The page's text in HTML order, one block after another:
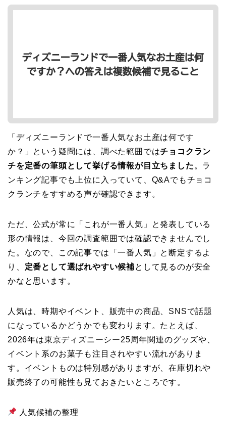
「ディズニーランドで一番人気なお土産は何です
か？」という疑問には、調べた範囲ではチョコクラン
チを定番の筆頭として挙げる情報が目立ちました 。ラ
ンキング記事でも上位に入っていて、Q&Aでもチョコ
クランチをすすめる声が確認できます。
ただ、公式が常に「これが一番人気」と発表している
形の情報は、今回の調査範囲では確認できませんでし
た。なので、この記事では「一番人気」と断定するよ
り、 定番として選ばれやすい候補として見るのが安全
かなと思います。
人気は、時期やイベント、販売中の商品、SNSで話題
になっているかどうかでも変わります。たとえば、
2026年は東京ディズニーシー25周年関連のグッズや、
イベント系のお菓子も注目されやすい流れがありま
す。イベントものは特別感がありますが、在庫切れや
販売終了の可能性も見ておきたいところです。
人気候補の整理